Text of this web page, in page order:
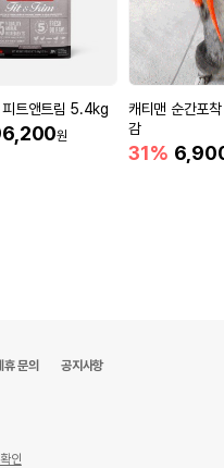
피트앤트림 5.4kg
원
캐티맨 순간포
감
31%
휴 문의 공지사항
인